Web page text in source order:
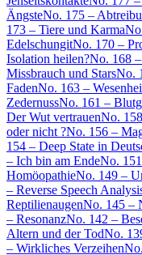
ÄngsteNo. 175 –
173 – Tiere und Karma
EdelschungitNo. 170 –
Isolation heilen?No. 168
Missbrauch und StarsNo.
FadenNo. 163 –
ZedernussNo. 161 –
Der Wut vertrauenNo.
oder nicht ?No. 156 –
154 – Deep State in
– Ich bin am EndeNo.
HomöopathieNo. 149 –
– Reverse Speech
ReptilienaugenNo. 145 –
– ResonanzNo. 142 –
Altern und der TodNo.
– Wirkliches Verzeihen